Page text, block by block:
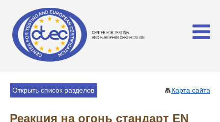
Карта сайта
Открыть список разделов
Реакция на огонь стандарт EN